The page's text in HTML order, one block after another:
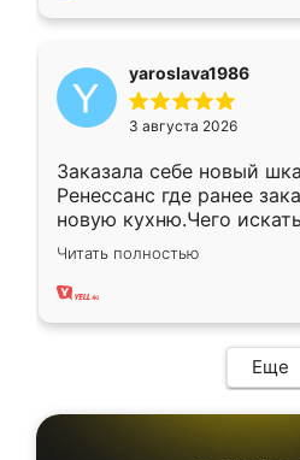
yaroslava1986
3 августа 2026
Заказала себе новый
Ренессанс где ранее
новую кухню.Чего
вполне довольна.
два года, нареканий нет.
Читать полностью
Еще